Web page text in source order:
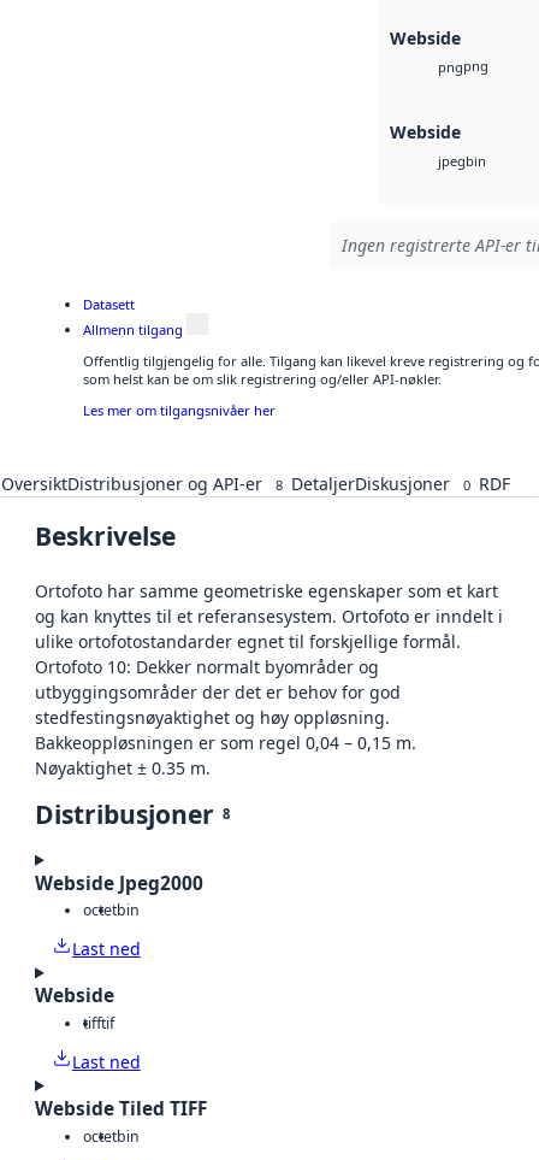
Webside
pngpng
Webside
jpegbin
Ingen registrerte API-er
Datasett
Allmenn tilgang
Offentlig tilgjengelig for alle. Tilgang kan likevel kreve registrering og
som helst kan be om slik registrering og/eller API-nøkler.
Les mer om tilgangsnivåer her
OversiktDistribusjoner og API-er 8 DetaljerDiskusjoner 0 RDF
Beskrivelse
Ortofoto har samme geometriske egenskaper som et kart
og kan knyttes til et referansesystem. Ortofoto er inndelt i
ulike ortofotostandarder egnet til forskjellige formål.
Ortofoto 10: Dekker normalt byområder og
utbyggingsområder der det er behov for god
stedfestingsnøyaktighet og høy oppløsning.
Bakkeoppløsningen er som regel 0,04 – 0,15 m.
Nøyaktighet ± 0.35 m.
Distribusjoner 8
Webside Jpeg2000
octetbin
Last ned
Webside
tifftif
Last ned
Webside Tiled TIFF
octetbin